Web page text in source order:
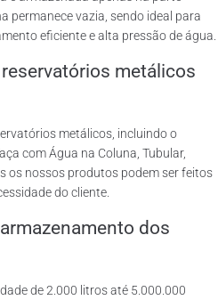
permanece vazia, sendo ideal para
eficiente e alta pressão de água.
metálicos
metálicos, incluindo o
com Água na Coluna, Tubular,
os nossos produtos podem ser feitos
do cliente.
dos
de 2.000 litros até 5.000.000